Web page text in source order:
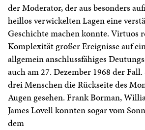
der Moderator, der aus besonders
heillos verwickelten Lagen eine
Geschichte machen konnte. Virtuos
Komplexität großer Ereignisse auf
allgemein anschlussfähiges
auch am 27. Dezember 1968 der
drei Menschen die Rückseite des
Augen gesehen. Frank Borman,
James Lovell konnten sogar vom
dem